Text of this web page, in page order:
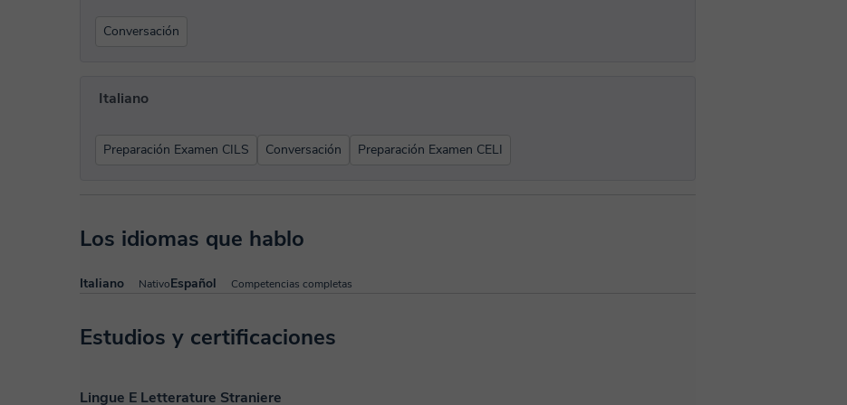
Conversación
Italiano
Preparación Examen CILS Conversación Preparación Examen CELI
Los idiomas que hablo
Italiano NativoEspañol Competencias completas
Estudios y certificaciones
Lingue E Letterature Straniere